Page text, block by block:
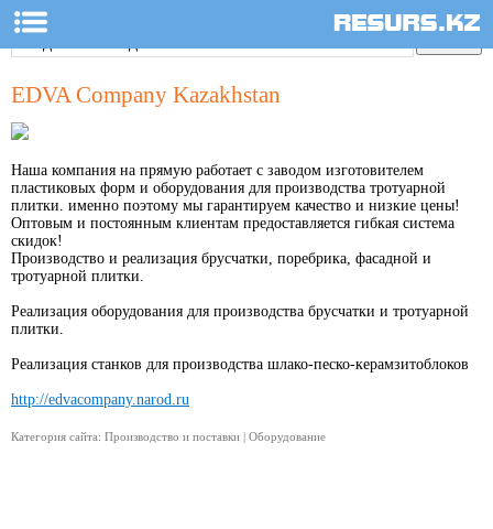
EDVA Company Kazakhstan
Наша компания на прямую работает с заводом изготовителем
пластиковых форм и оборудования для производства тротуарной
плитки. именно поэтому мы гарантируем качество и низкие цены!
Оптовым и постоянным клиентам предоставляется гибкая система
скидок!
Производство и реализация брусчатки, поребрика, фасадной и
тротуарной плитки.
Реализация оборудования для производства брусчатки и тротуарной
плитки.
Реализация станков для производства шлако-песко-керамзитоблоков
http://edvacompany.narod.ru
Категория сайта: Производство и поставки | Оборудование